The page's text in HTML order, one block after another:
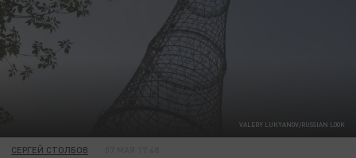
VALERY LUKYANOV/RUSSIAN LOOK
СЕРГЕЙ СТОЛБОВ